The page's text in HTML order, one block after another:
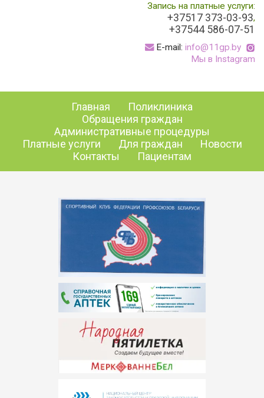
Запись на платные услуги:
+37517 373-03-93,
+37544 586-07-51
E-mail: info@11gp.by
Мы в Instagram
Главная
Поликлиника
Обращения граждан
Административные процедуры
Платные услуги
Для граждан
Новости
Контакты
Пациентам